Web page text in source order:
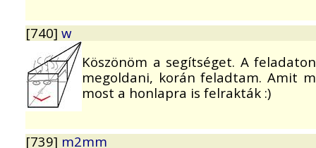
[740] w
Köszönöm a segítséget. A
megoldani, korán feladtam. Amit
most a honlapra is felrakták :)
[739] m2mm